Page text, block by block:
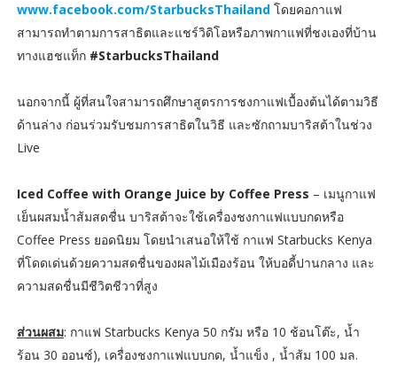
www.facebook.com/StarbucksThailand โดยคอกาแฟ
สามารถทำตามการสาธิตและแชร์วิดิโอหรือภาพกาแฟที่ชงเองที่บ้าน
ทางแฮชแท็ก#StarbucksThailand
นอกจากนี้ ผู้ที่สนใจสามารถศึกษาสูตรการชงกาแฟเบื้องต้นได้ตามวิธี
ด้านล่าง ก่อนร่วมรับชมการสาธิตในวิธี และซักถามบาริสต้าในช่วง
Live
Iced Coffee with Orange Juice by Coffee Press – เมนูกาแฟ
เย็นผสมน้ำส้มสดชื่น บาริสต้าจะใช้เครื่องชงกาแฟแบบกดหรือ
Coffee Press ยอดนิยม โดยนำเสนอให้ใช้ กาแฟ Starbucks Kenya
ที่โดดเด่นด้วยความสดชื่นของผลไม้เมืองร้อน ให้บอดี้ปานกลาง และ
ความสดชื่นมีชีวิตชีวาที่สูง
ส่วนผสม: กาแฟ Starbucks Kenya 50 กรัม หรือ 10 ช้อนโต๊ะ, น้ำ
ร้อน 30 ออนซ์), เครื่องชงกาแฟแบบกด, น้ำแข็ง , น้ำส้ม 100 มล.